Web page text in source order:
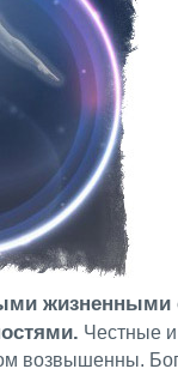
жизненными
Честные
возвышенны.